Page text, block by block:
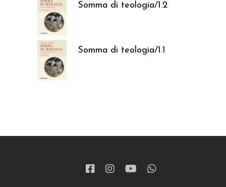
Somma di teologia/1.2
37,05€
Somma di teologia/1.1
37,05€